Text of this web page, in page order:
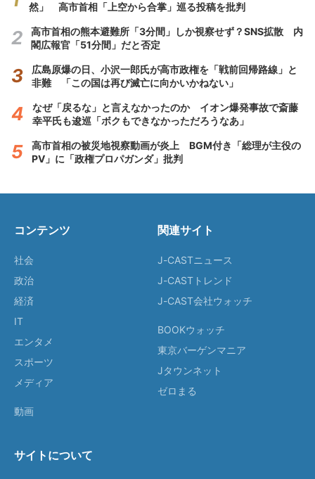
然」 高市首相「上空から合掌」巡る投稿を批判
高市首相の熊本避難所「3分間」しか視察せず？SNS拡散 内
閣広報官「51分間」だと否定
広島原爆の日、小沢一郎氏が高市政権を「戦前回帰路線」と
非難 「この国は再び滅亡に向かいかねない」
なぜ「戻るな」と言えなかったのか イオン爆発事故で斎藤
幸平氏も逡巡「ボクもできなかっただろうなあ」
高市首相の被災地視察動画が炎上 BGM付き「総理が主役の
PV」に「政権プロパガンダ」批判
コンテンツ
社会
政治
経済
IT
エンタメ
スポーツ
メディア
動画
関連サイト
J-CASTニュース
J-CASTトレンド
J-CAST会社ウォッチ
BOOKウォッチ
東京バーゲンマニア
Jタウンネット
ゼロまる
サイトについて